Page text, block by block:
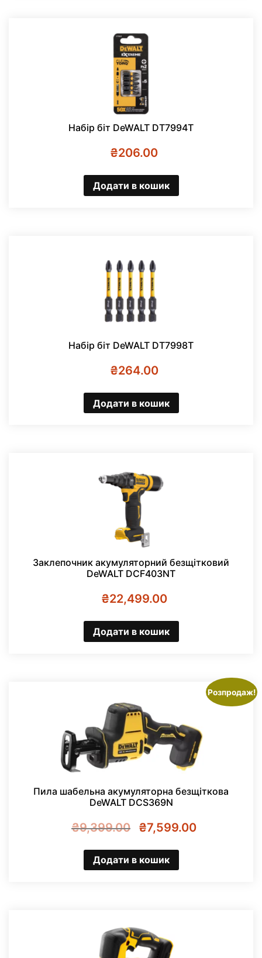
Набір біт DeWALT DT7994T
₴206.00
Додати в кошик
Набір біт DeWALT DT7998T
₴264.00
Додати в кошик
Заклепочник акумуляторний безщітковий
DeWALT DCF403NT
₴22,499.00
Додати в кошик
Розпродаж!
Пила шабельна акумуляторна безщіткова
DeWALT DCS369N
₴9,399.00
Оригінальна
₴7,599.00
Додати в кошик